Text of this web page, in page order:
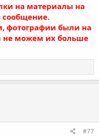
на материалы на
сообщение.
фотографии были на
не можем их больше
#77